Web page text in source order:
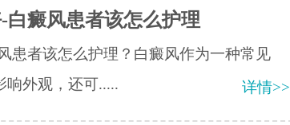
白癜风患者该怎么护理
患者该怎么护理？白癜风作为一种常见
响外观，还可.....
详情>>